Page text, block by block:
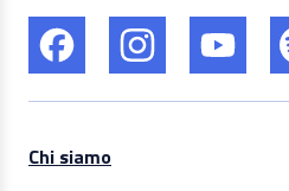
Chi siamo